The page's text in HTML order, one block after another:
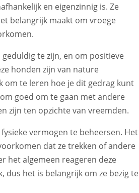
en eigenzinnig is. Ze
belangrijk maakt om vroege
te zijn, en om positieve
honden zijn van nature
om te leren hoe je dit gedrag kunt
goed om te gaan met andere
zijn ten opzichte van vreemden.
vermogen te beheersen. Het
dat ze trekken of andere
het algemeen reageren deze
dus het is belangrijk om ze bezig te